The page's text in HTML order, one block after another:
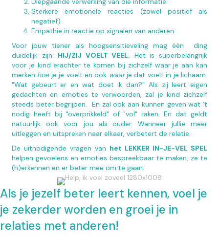
Sterkere emotionele reacties (zowel positief als
negatief)
Empathie in reactie op signalen van anderen
Voor jouw tiener als hoogsensitieveling mag één ding
duidelijk zijn: HIJ/ZIJ VOELT VEEL. Het is superbelangrijk
voor je kind erachter te komen bij zichzelf waar je aan kan
merken hoeje je voelt en ook waarje dat voelt in je lichaam.
"Wat gebeurt er en wat doet ik dan?" Als zij leert eigen
gedachten en emoties te verwoorden, zal je kind zichzelf
steeds beter begrijpen. En zal ook aan kunnen geven wat 't
nodig heeft bij "overprikkeld" of "vol" raken. En dat geldt
natuurlijk ook voor jou als ouder. Wanneer jullie meer
uitleggen en uitspreken naar elkaar, verbetert de relatie.
De uitnodigende vragen van het LEKKER IN-JE-VEL SPEL
helpen gevoelens en emoties bespreekbaar te maken, ze te
(h)erkennen en er beter mee om te gaan.
Als je jezelf beter leert kennen, voel je
je zekerder worden en groei je in
relaties met anderen!